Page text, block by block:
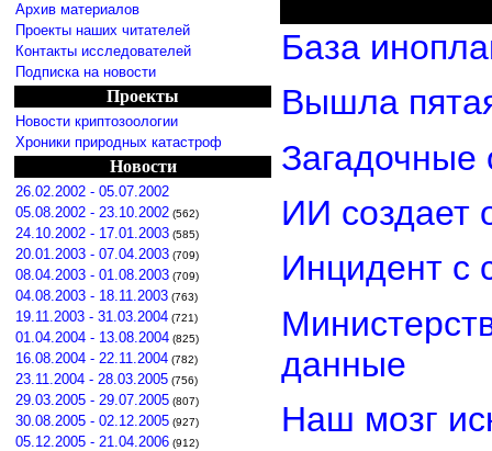
Архив материалов
Проекты наших читателей
Контакты исследователей
Подписка на новости
Проекты
Новости криптозоологии
Хроники природных катастроф
Новости
26.02.2002 - 05.07.2002
05.08.2002 - 23.10.2002 (562)
24.10.2002 - 17.01.2003 (585)
20.01.2003 - 07.04.2003 (709)
08.04.2003 - 01.08.2003 (709)
04.08.2003 - 18.11.2003 (763)
19.11.2003 - 31.03.2004 (721)
01.04.2004 - 13.08.2004 (825)
16.08.2004 - 22.11.2004 (782)
23.11.2004 - 28.03.2005 (756)
29.03.2005 - 29.07.2005 (807)
30.08.2005 - 02.12.2005 (927)
05.12.2005 - 21.04.2006 (912)
База
Вышла
ИИ создает
Инцидент с
данные
Наш мозг